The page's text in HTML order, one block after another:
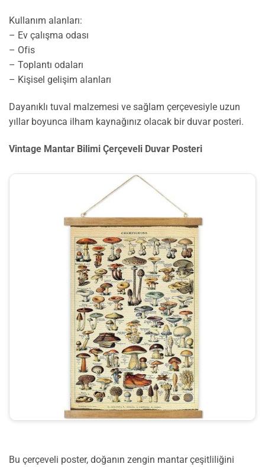
Kullanım alanları:
– Ev çalışma odası
– Ofis
– Toplantı odaları
– Kişisel gelişim alanları
Dayanıklı tuval malzemesi ve sağlam çerçevesiyle uzun
yıllar boyunca ilham kaynağınız olacak bir duvar posteri.
Vintage Mantar Bilimi Çerçeveli Duvar Posteri
Bu çerçeveli poster, doğanın zengin mantar çeşitliliğini